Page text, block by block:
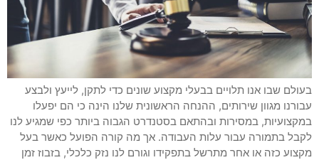
בעולם שבו אנו תלויים בבעלי מקצוע שונים כדי לתקן, לייעץ ולבצע
עבורנו מגוון שירותים, ההנחה הראשונית שלנו הינה כי הם יפעלו
במקצועיות, במסירות ובהתאם בסטנדרט הגבוה ביותר כפי שמגיע לנו
לקבל בתמורה עבור עלות העבודה. אך מה קורה הפועל כאשר בעל
מקצוע כזה או אחר מתרשל בתפקידו וגורם לנו נזק כלכלי, בזבוז זמן